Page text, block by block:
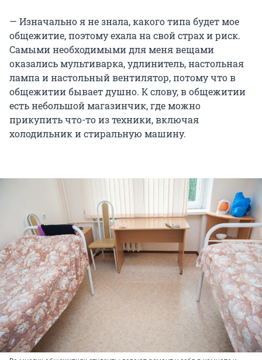
— Изначально я не знала, какого типа будет мое
общежитие, поэтому ехала на свой страх и риск.
Самыми необходимыми для меня вещами
оказались мультиварка, удлинитель, настольная
лампа и настольный вентилятор, потому что в
общежитии бывает душно. К слову, в общежитии
есть небольшой магазинчик, где можно
прикупить что-то из техники, включая
холодильник и стиральную машину.